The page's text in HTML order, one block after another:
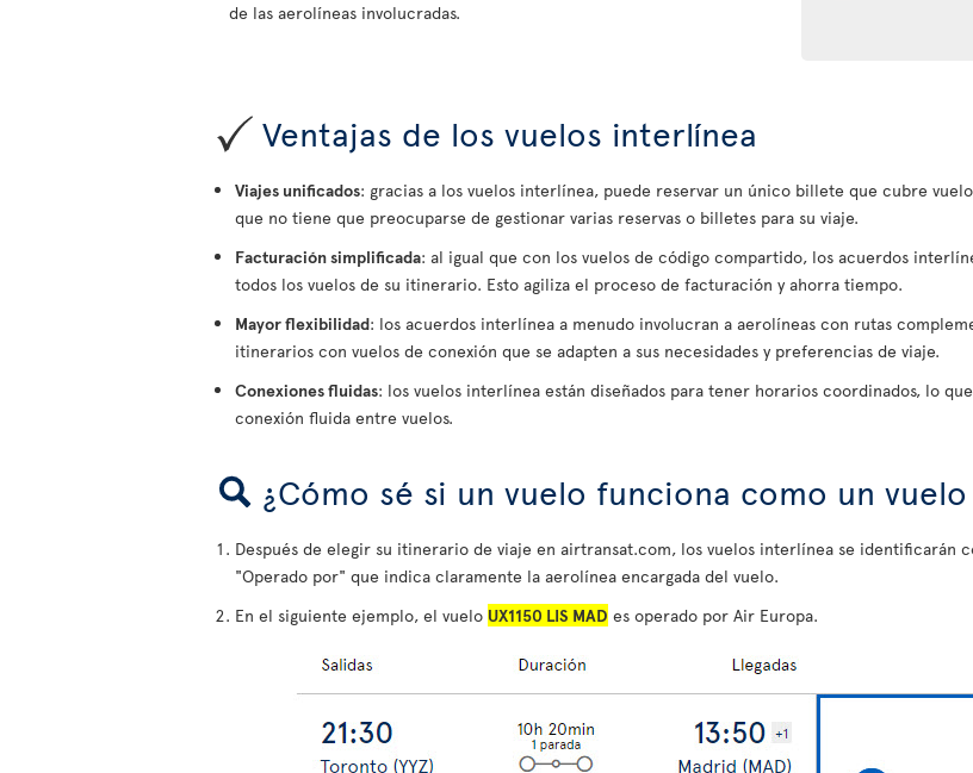
de las aerolíneas involucradas.
Ventajas de los vuelos interlínea
Viajes unificados: gracias a los vuelos interlínea, puede reservar un único billete que cubre
que no tiene que preocuparse de gestionar varias reservas o billetes para su viaje.
Facturación simplificada: al igual que con los vuelos de código compartido, los acuerdos
todos los vuelos de su itinerario. Esto agiliza el proceso de facturación y ahorra tiempo.
Mayor flexibilidad: los acuerdos interlínea a menudo involucran a aerolíneas con rutas
itinerarios con vuelos de conexión que se adapten a sus necesidades y preferencias de viaje.
Conexiones fluidas: los vuelos interlínea están diseñados para tener horarios coordinados, lo
conexión fluida entre vuelos.
¿Cómo sé si un vuelo funciona como un
Después de elegir su itinerario de viaje en airtransat.com, los vuelos interlínea se identificarán
"Operado por" que indica claramente la aerolínea encargada del vuelo.
En el siguiente ejemplo, el vuelo UX1150 LIS MAD es operado por Air Europa.